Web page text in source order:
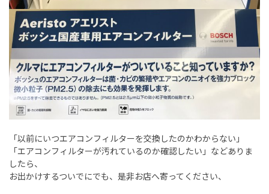
「以前にいつエアコンフィルターを交換したのかわからない」
「エアコンフィルターが汚れているのか確認したい」などありま
したら、
お出かけするついでにでも、是非お店へ寄ってください、